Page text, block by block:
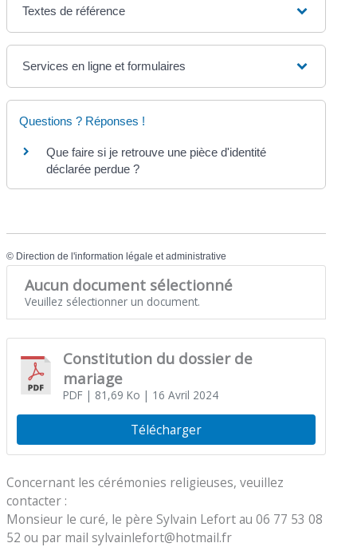
Textes de référence
Services en ligne et formulaires
Questions ? Réponses !
Que faire si je retrouve une pièce d'identité
déclarée perdue ?
© Direction de l'information légale et administrative
Aucun document sélectionné
Veuillez sélectionner un document.
Constitution du dossier de
mariage
PDF| 81,69 Ko | 16 Avril 2024
Télécharger
Concernant les cérémonies religieuses, veuillez
contacter :
Monsieur le curé, le père Sylvain Lefort au 06 77 53 08
52 ou par mail sylvainlefort@hotmail.fr